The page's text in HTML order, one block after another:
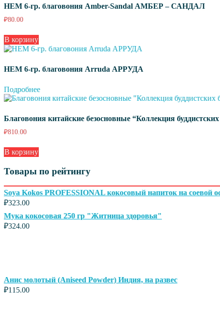
HEM 6-гр. благовония Amber-Sandal АМБЕР – САНДАЛ
₽80.00
В корзину
HEM 6-гр. благовония Arruda АРРУДА
Подробнее
Благовония китайские безосновные “Коллекция
₽810.00
В корзину
Товары по рейтингу
Soya Kokos PROFESSIONAL кокосовый напиток на соевой
₽323.00
Мука кокосовая 250 гр "Житница здоровья"
₽324.00
Анис молотый (Aniseed Powder) Индия, на развес
₽115.00